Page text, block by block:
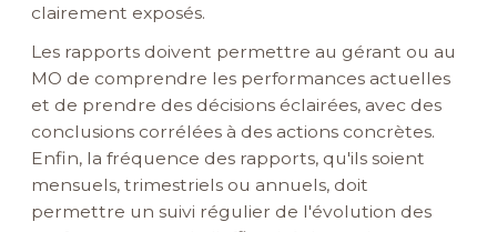
clairement exposés.
Les rapports doivent permettre au gérant ou au
MO de comprendre les performances actuelles
et de prendre des décisions éclairées, avec des
conclusions corrélées à des actions concrètes.
Enfin, la fréquence des rapports, qu'ils soient
mensuels, trimestriels ou annuels, doit
permettre un suivi régulier de l'évolution des